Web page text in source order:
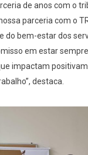
de anos com o
parceria com o
do bem-estar dos
em estar
impactam
destaca.